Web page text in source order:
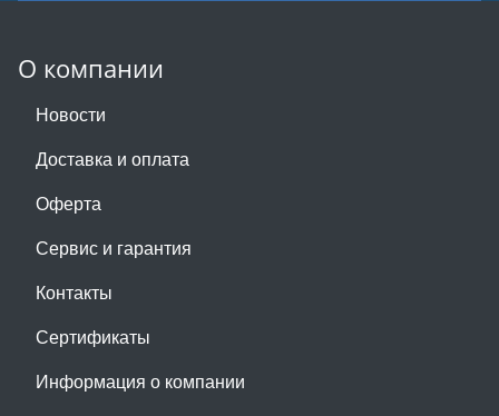
О компании
Новости
Доставка и оплата
Оферта
Сервис и гарантия
Контакты
Сертификаты
Информация о компании